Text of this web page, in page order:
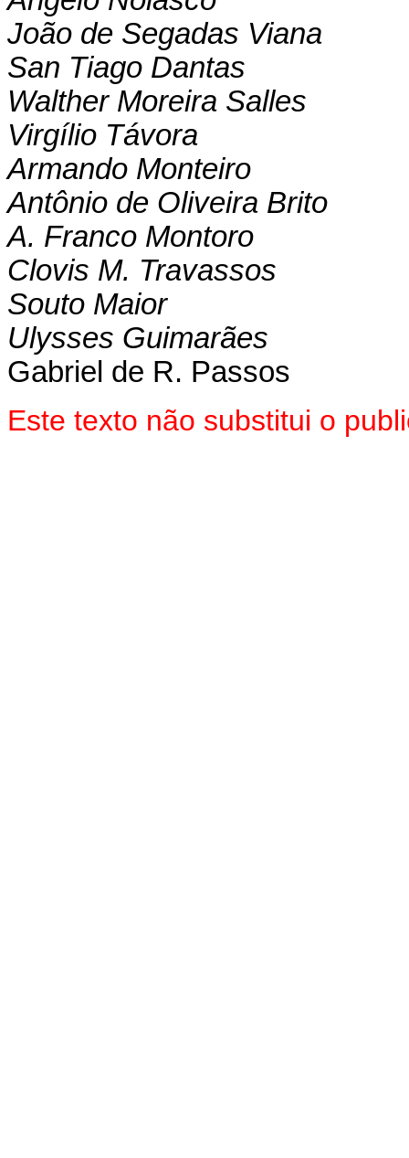
João de Segadas Viana
San Tiago Dantas
Walther Moreira Salles
Virgílio Távora
Armando Monteiro
Antônio de Oliveira Brito
A. Franco Montoro
Clovis M. Travassos
Souto Maior
Ulysses Guimarães
Gabriel de R. Passos
Este texto não substitui o